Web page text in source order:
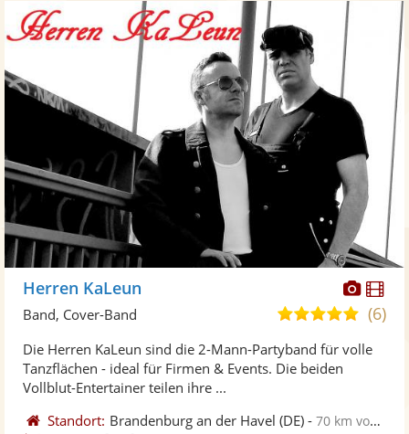
Fotos
Herren KaLeun
5,0
5
(6)
Band, Cover-Band
Die Herren KaLeun sind die 2-Mann-Partyband für volle
Tanzflächen - ideal für Firmen & Events. Die beiden
Vollblut-Entertainer teilen ihre ...
Standort: Brandenburg an der Havel (DE) -70 km von Schönebeck